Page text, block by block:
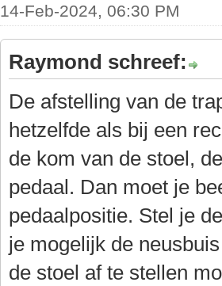
14-Feb-2024, 06:30 PM
Raymond schreef:
De afstelling van de
hetzelfde als bij een
de kom van de stoel,
pedaal. Dan moet je
pedaalpositie. Stel je
je mogelijk de
de stoel af te stellen